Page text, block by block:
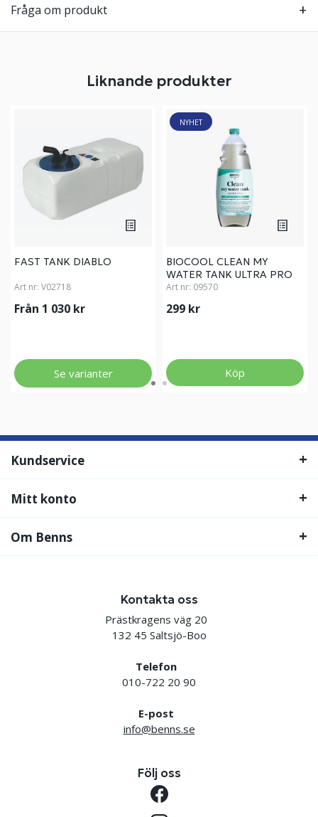
Fråga om produkt
Liknande produkter
FAST TANK DIABLO
Art nr: V02718
Från 1 030 kr
Se varianter
NYHET
BIOCOOL CLEAN MY
WATER TANK ULTRA PRO
1L
Art nr: 09570
299 kr
Köp
Kundservice
Mitt konto
Om Benns
Kontakta oss
Prästkragens väg 20
132 45 Saltsjö-Boo
Telefon
010-722 20 90
E-post
info@benns.se
Följ oss